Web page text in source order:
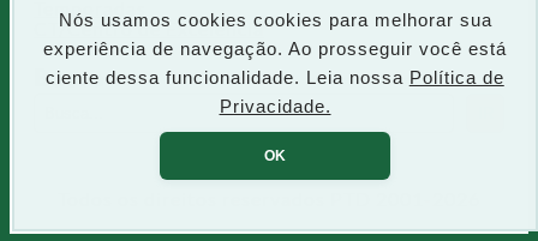
Nós usamos cookies cookies para melhorar sua
experiência de navegação. Ao prosseguir você está
ciente dessa funcionalidade. Leia nossa Política de
Privacidade.
OK
CT/Centro de Excelência
Busca
P
e
q
u
s